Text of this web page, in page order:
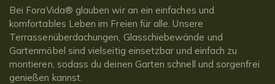
Bei ForaVida® glauben wir an ein einfaches und
komfortables Leben im Freien für alle. Unsere
Terrassenüberdachungen, Glasschiebewände und
Gartenmöbel sind vielseitig einsetzbar und einfach zu
montieren, sodass du deinen Garten schnell und sorgenfrei
genießen kannst.